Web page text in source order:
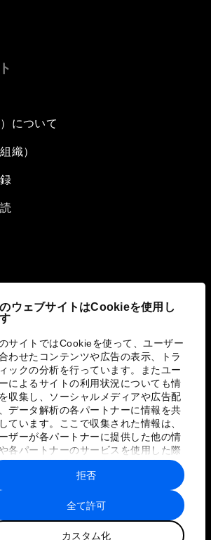
ウェブサイトはCookieを使用し
サイトではCookieを使って、ユーザー
わせたコンテンツや広告の表示、トラ
ックの分析を行っています。またユー
によるサイトの利用状況についても情
収集し、ソーシャルメディアや広告配
データ解析の各パートナーに情報を共
ています。ここで収集された情報は、
ザーが各パートナーに提供した他の情
各パートナーのサービスを使用した際
集された情報と組み合わされ、各パー
ーによって使用されることがありま
全て許可
カスタム化
拒否
について
織）
の取り組み
)
バシーポリシーと利用規約
サイトマップ